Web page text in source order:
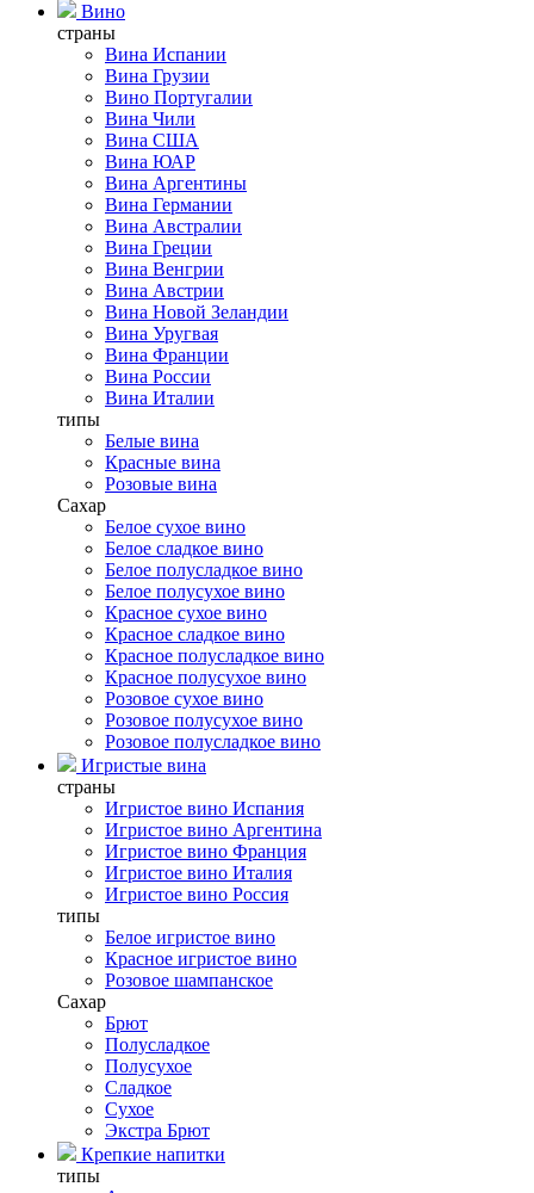
Вино
страны
Вина Испании
Вина Грузии
Вино Португалии
Вина Чили
Вина США
Вина ЮАР
Вина Аргентины
Вина Германии
Вина Австралии
Вина Греции
Вина Венгрии
Вина Австрии
Вина Новой Зеландии
Вина Уругвая
Вина Франции
Вина России
Вина Италии
типы
Белые вина
Красные вина
Розовые вина
Сахар
Белое сухое вино
Белое сладкое вино
Белое полусладкое вино
Белое полусухое вино
Красное сухое вино
Красное сладкое вино
Красное полусладкое вино
Красное полусухое вино
Розовое сухое вино
Розовое полусухое вино
Розовое полусладкое вино
Игристые вина
страны
Игристое вино Испания
Игристое вино Аргентина
Игристое вино Франция
Игристое вино Италия
Игристое вино Россия
типы
Белое игристое вино
Красное игристое вино
Розовое шампанское
Сахар
Брют
Полусладкое
Полусухое
Сладкое
Сухое
Экстра Брют
Крепкие напитки
типы